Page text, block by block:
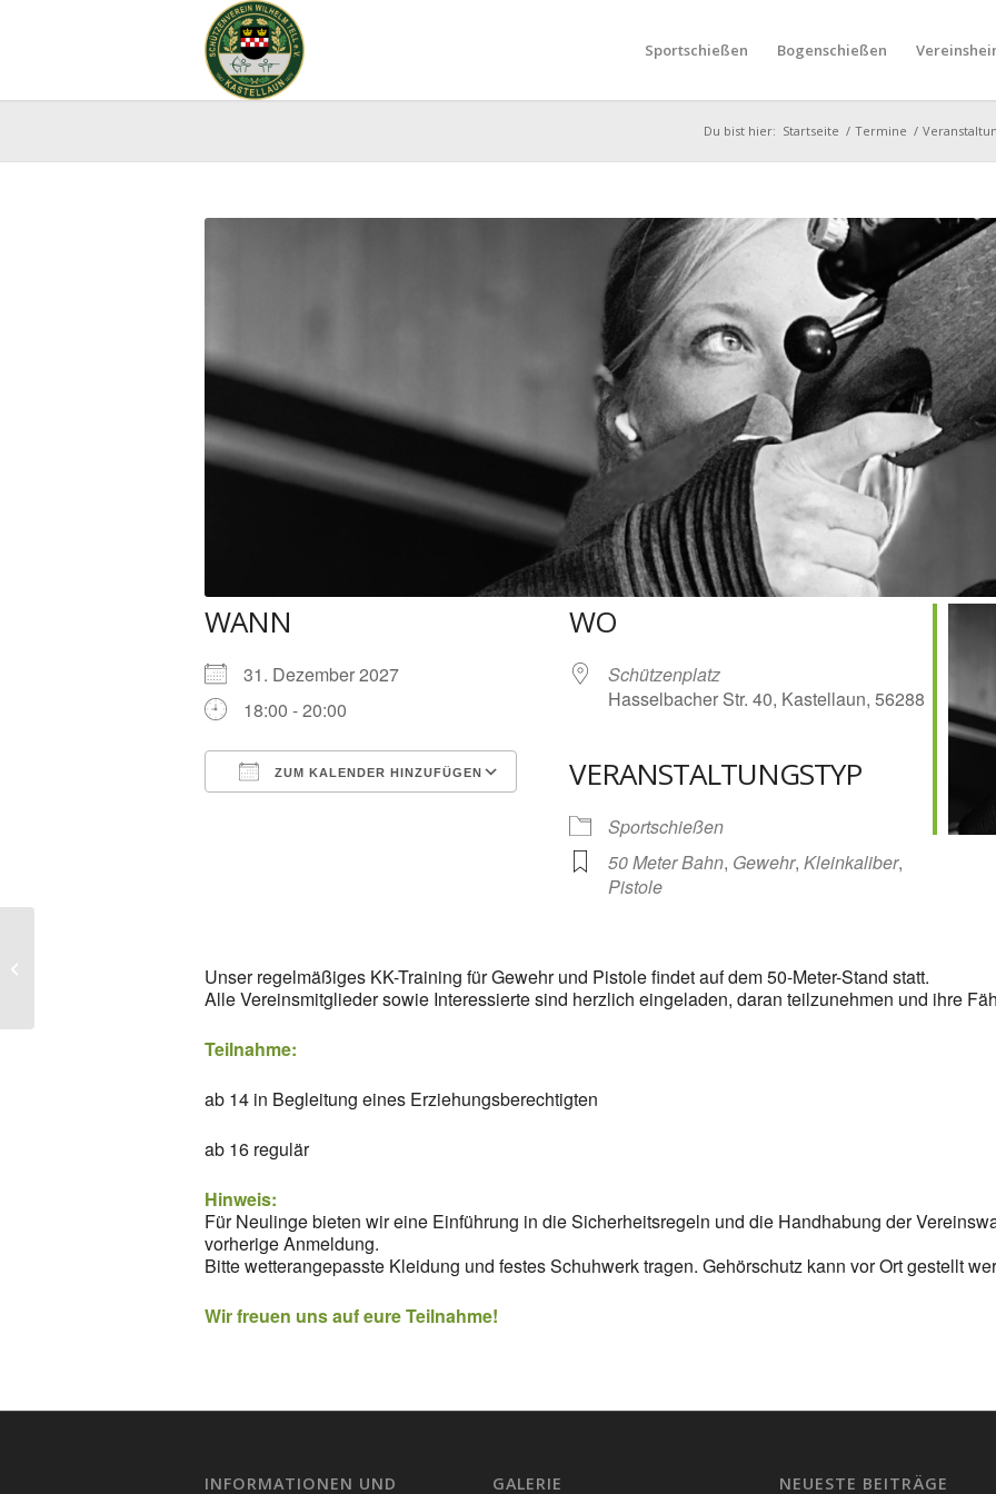
Sportschießen Bogenschießen
Du bist hier: Startseite / Termine /
WANN
31. Dezember 2027
18:00 - 20:00
ZUM KALENDER HINZUFÜGEN
Google Kalender
WO
Schützenplatz
Hasselbacher Str. 40, Kastellaun, 56288
VERANSTALTUNGSTYP
Sportschießen
50 Meter Bahn, Gewehr, Kleinkaliber,
Pistole
Unser regelmäßiges KK-Training für Gewehr und Pistole findet auf dem 50-Meter-Stand statt.
Alle Vereinsmitglieder sowie Interessierte sind herzlich eingeladen, daran teilzunehmen und ihre
Teilnahme:
ab 14 in Begleitung eines Erziehungsberechtigten
ab 16 regulär
Hinweis:
Für Neulinge bieten wir eine Einführung in die Sicherheitsregeln und die Handhabung der
vorherige Anmeldung.
Bitte wetterangepasste Kleidung und festes Schuhwerk tragen. Gehörschutz kann vor Ort gestellt
Wir freuen uns auf eure Teilnahme!
INFORMATIONEN UND GALERIE NEUESTE BEITRÄGE